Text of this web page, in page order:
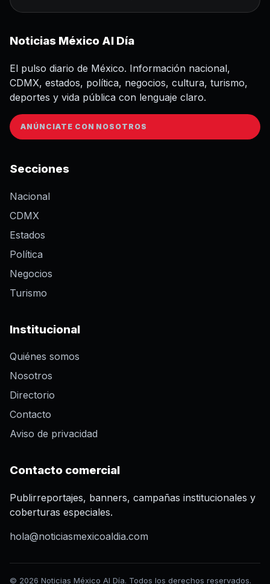
Noticias México Al Día
El pulso diario de México. Información nacional,
CDMX, estados, política, negocios, cultura, turismo,
deportes y vida pública con lenguaje claro.
ANÚNCIATE CON NOSOTROS
Secciones
Nacional
CDMX
Estados
Política
Negocios
Turismo
Institucional
Quiénes somos
Nosotros
Directorio
Contacto
Aviso de privacidad
Contacto comercial
Publirreportajes, banners, campañas institucionales y
coberturas especiales.
hola@noticiasmexicoaldia.com
© 2026 Noticias México Al Día. Todos los derechos reservados.